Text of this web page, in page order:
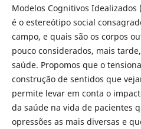
Modelos Cognitivos
é o estereótipo social
campo, e quais são os corpos
pouco considerados, mais
saúde. Propomos que o
construção de sentidos que
permite levar em conta o
da saúde na vida de pacientes
opressões as mais diversas e